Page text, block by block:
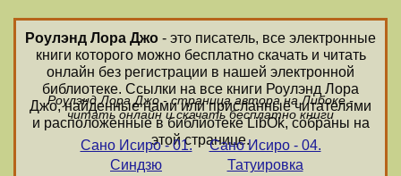
Роулэнд Лора Джо - это писатель, все электронные
книги которого можно бесплатно скачать и читать
онлайн без регистрации в нашей электронной
библиотеке. Ссылки на все книги Роулэнд Лора
Джо, найденные нами или присланные читателями
и расположенные в библиотеке LibOk, собраны на
этой странице.
Роулэнд Лора Джо - страница автора на Либоке -
читать онлайн и скачать бесплатно книги
Сано Исиро - 01.
Синдзю
Сано Исиро - 04.
Татуировка